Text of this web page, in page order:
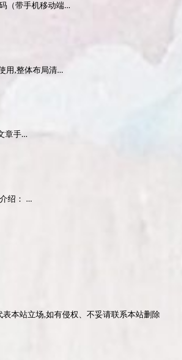
（带手机移动端...
用,整体布局清...
章手...
绍： ...
本站立场,如有侵权、不妥请联系本站删除